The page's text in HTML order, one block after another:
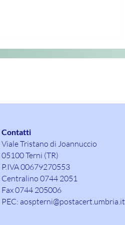
Contatti
Viale Tristano di Joannuccio
05100 Terni (TR)
P.IVA 00679270553
Centralino 0744 2051
Fax 0744 205006
PEC: aospterni@postacert.umbria.it